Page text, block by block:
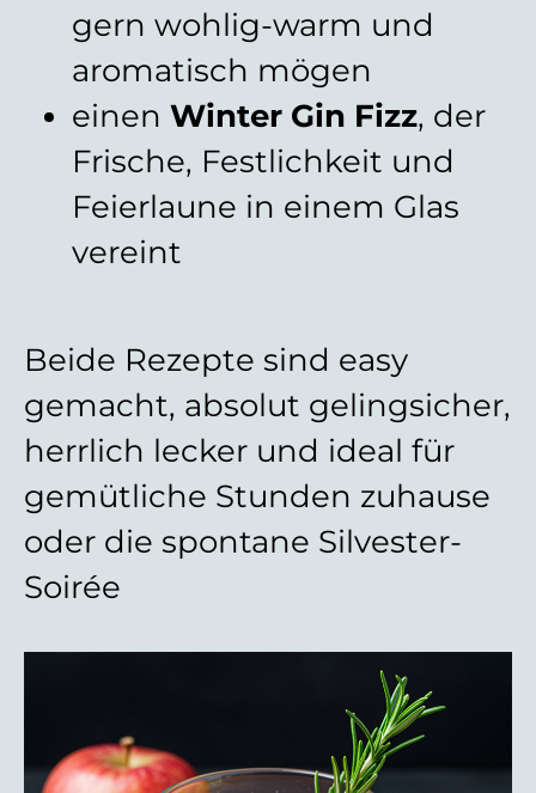
gern wohlig-warm und
aromatisch mögen
einen Winter Gin Fizz, der
Frische, Festlichkeit und
Feierlaune in einem Glas
vereint
Beide Rezepte sind easy
gemacht, absolut gelingsicher,
herrlich lecker und ideal für
gemütliche Stunden zuhause
oder die spontane Silvester-
Soirée